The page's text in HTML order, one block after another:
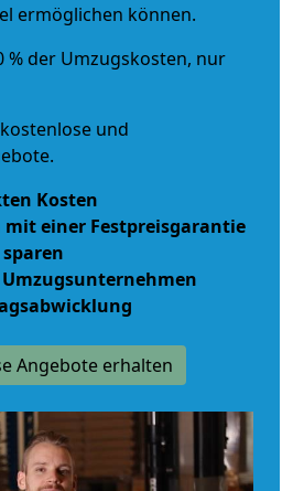
ermöglichen können.
% der Umzugskosten, nur
und
Kosten
mit einer Festpreisgarantie
sparen
Angebote erhalten